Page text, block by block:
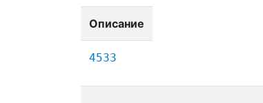
Описание
4533